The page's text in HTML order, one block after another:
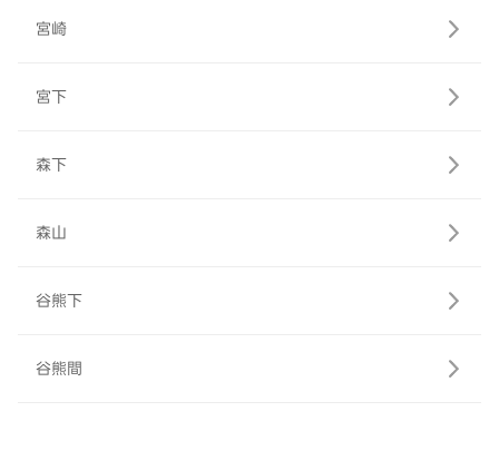
宮崎
宮下
森下
森山
谷熊下
谷熊間